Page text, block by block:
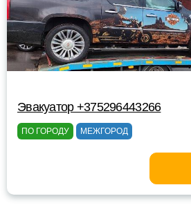
Эвакуатор +375296443266
ПО ГОРОДУ МЕЖГОРОД